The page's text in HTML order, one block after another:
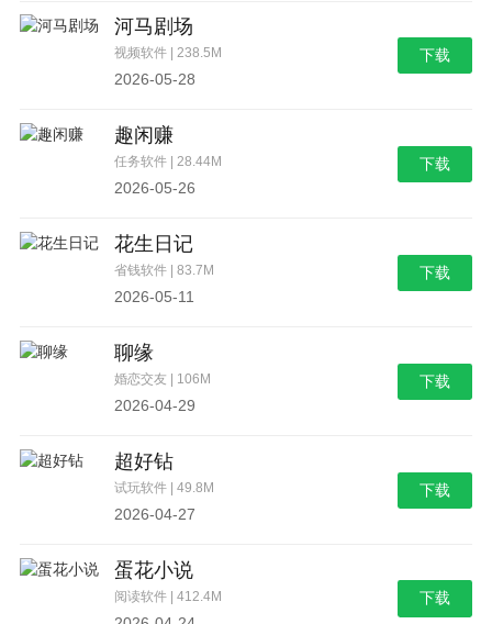
河马剧场
视频软件 | 238.5M
2026-05-28
下载
趣闲赚
任务软件 | 28.44M
2026-05-26
下载
花生日记
省钱软件 | 83.7M
2026-05-11
下载
聊缘
婚恋交友 | 106M
2026-04-29
下载
超好钻
试玩软件 | 49.8M
2026-04-27
下载
蛋花小说
阅读软件 | 412.4M 下载